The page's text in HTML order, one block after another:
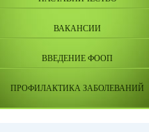
ВАКАНСИИ
ВВЕДЕНИЕ ФООП
ПРОФИЛАКТИКА ЗАБОЛЕВАНИЙ